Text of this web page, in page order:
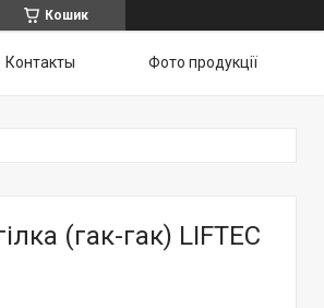
Кошик
Контакты Фото продукції
(гак-гак) LIFTEC